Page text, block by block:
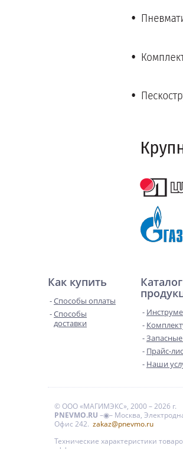
Как купить
Способы оплаты
Способы
доставки
Каталог
Запасные
Прайс-
Наши
© ООО «МАГИМЭКС», 2000 – 2026 г.
PNEVMO.RU –◉– Москва,
Офис 242. zakaz@pnevmo.ru
Технические характеристики